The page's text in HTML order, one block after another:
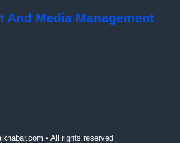
And Media Management
• All rights reserved